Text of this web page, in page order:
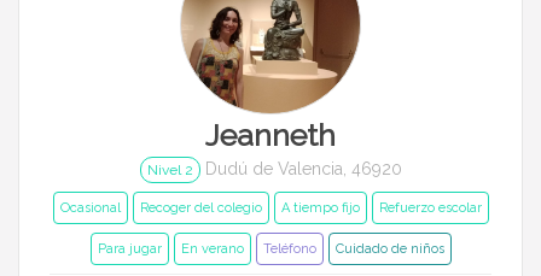
Jeanneth
Nivel 2 Dudú de Valencia, 46920
Ocasional Recoger del colegio A tiempo fijo Refuerzo escolar
Para jugar En verano Teléfono Cuidado de niños